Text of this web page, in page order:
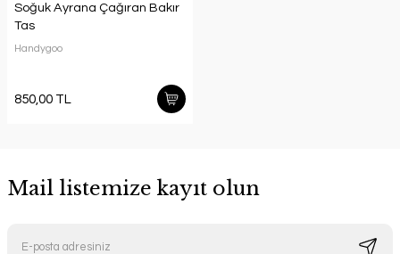
Soğuk Ayrana Çağıran Bakır
Tas
Handygoo
850,00 TL
Mail listemize kayıt olun